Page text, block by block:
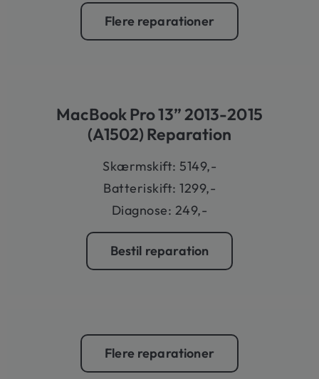
Flere reparationer
MacBook Pro 13” 2013-2015
(A1502) Reparation
Skærmskift: 5149,-
Batteriskift: 1299,-
Diagnose: 249,-
Bestil reparation
Flere reparationer